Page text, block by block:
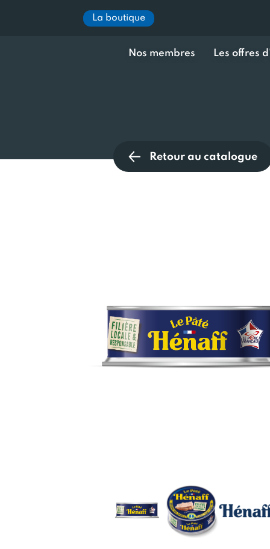
La boutique
Nos membres Les offres
Retour au catalogue